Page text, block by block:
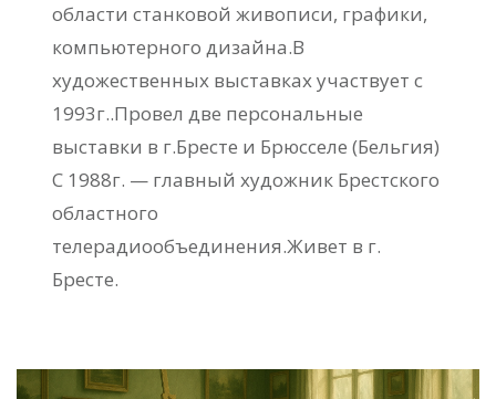
области станковой живописи, графики,
компьютерного дизайна.В
художественных выставках участвует с
1993г..Провел две персональные
выставки в г.Бресте и Брюсселе (Бельгия)
С 1988г. — главный художник Брестского
областного
телерадиообъединения.Живет в г.
Бресте.